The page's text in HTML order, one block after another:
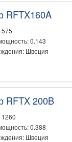
RFTX160A
575
0.143
Швеция
RFTX 200B
1260
0.388
Швеция